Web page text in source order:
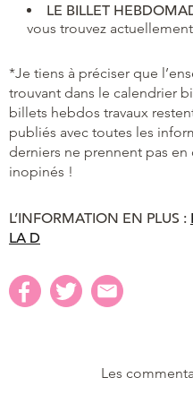
LE BILLET
vous trouvez
*Je tiens à préciser que
trouvant dans le calendrier
billets hebdos travaux
publiés avec toutes les
derniers ne prennent pas
inopinés !
L’INFORMATION EN PLUS :
LA D
Les